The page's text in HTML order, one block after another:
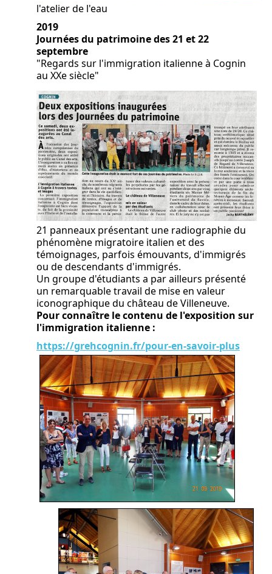
l'atelier de l'eau
2019
Journées du patrimoine des 21 et 22
septembre
"Regards sur l'immigration italienne à Cognin
au XXe siècle"
21 panneaux présentant une radiographie du
phénomène migratoire italien et des
témoignages, parfois émouvants, d'immigrés
ou de descendants d'immigrés.
Un groupe d'étudiants a par ailleurs présenté
un remarquable travail de mise en valeur
iconographique du château de Villeneuve.
Pour connaître le contenu de l'exposition sur
l'immigration italienne :
https://grehcognin.fr/pour-en-savoir-plus